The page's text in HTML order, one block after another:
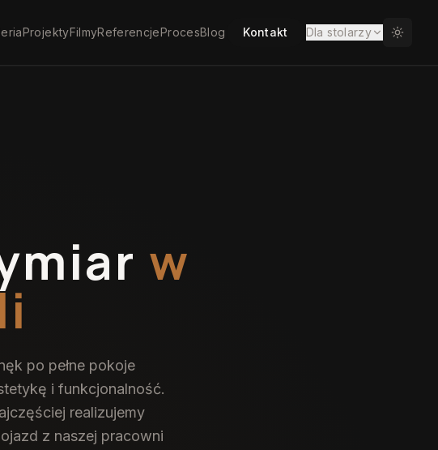
ProjektyFilmyReferencjeProcesBlog Kontakt Dla stolarzy
w
po pełne pokoje
i funkcjonalność.
realizujemy
z naszej pracowni